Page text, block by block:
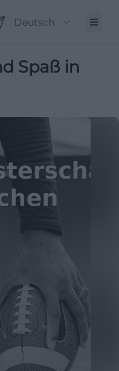
Deutsch
Spaß in